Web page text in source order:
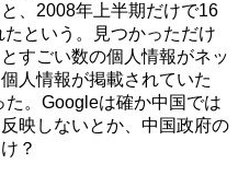
、2008年上半期だけで16
という。見つかっただけ
すごい数の個人情報がネッ
人情報が掲載されていた
。Googleは確か中国では
映しないとか、中国政府の
？